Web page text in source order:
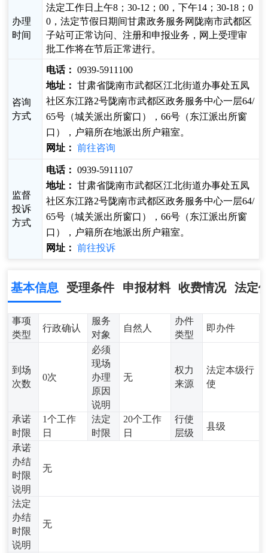
办理
时间
法定工作日上午8；30-12；00，下午14；30-18；0
0，法定节假日期间甘肃政务服务网陇南市武都区
子站可正常访问、注册和申报业务，网上受理审
批工作将在节后正常进行。
咨询
方式
电话： 0939-5911100
地址： 甘肃省陇南市武都区江北街道办事处五凤
社区东江路2号陇南市武都区政务服务中心一层64/
65号（城关派出所窗口），66号（东江派出所窗
口），户籍所在地派出所户籍室。
网址： 前往咨询
监督
投诉
方式
电话： 0939-5911107
地址： 甘肃省陇南市武都区江北街道办事处五凤
社区东江路2号陇南市武都区政务服务中心一层64/
65号（城关派出所窗口），66号（东江派出所窗
口），户籍所在地派出所户籍室。
网址： 前往投诉
基本信息 受理条件 申报材料 收费情况 法定
事项
类型
行政确认
服务
对象
自然人
办件
类型
即办件
到场
次数
0次
必须
现场
办理
原因
说明
无
权力
来源
法定本级行
使
承诺
时限
1个工作
日
法定
时限
20个工作
日
行使
层级
县级
承诺
办结
时限
说明
无
法定
办结
时限
说明
无